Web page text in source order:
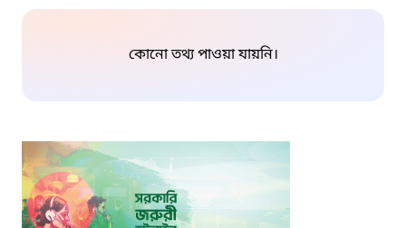
কোনো তথ্য পাওয়া যায়নি।